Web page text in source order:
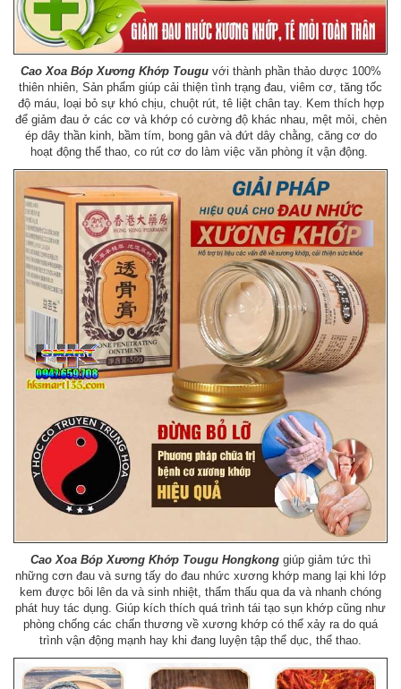
Cao Xoa Bóp Xương Khớp Touguvới thành phần thảo dược 100%
thiên nhiên, Sản phẩm giúp cải thiện tình trạng đau, viêm cơ, tăng tốc
độ máu, loại bỏ sự khó chịu, chuột rút, tê liệt chân tay. Kem thích hợp
để giảm đau ở các cơ và khớp có cường độ khác nhau, mệt mỏi, chèn
ép dây thần kinh, bầm tím, bong gân và đứt dây chằng, căng cơ do
hoạt động thể thao, co rút cơ do làm việc văn phòng ít vận động.
Cao Xoa Bóp Xương Khớp Tougu Hongkong giúp giảm tức thì
những cơn đau và sưng tấy do đau nhức xương khớp mang lại khi lớp
kem được bôi lên da và sinh nhiệt, thẩm thấu qua da và nhanh chóng
phát huy tác dụng. Giúp kích thích quá trình tái tạo sụn khớp cũng như
phòng chống các chấn thương về xương khớp có thể xảy ra do quá
trình vận động mạnh hay khi đang luyện tập thể dục, thể thao.